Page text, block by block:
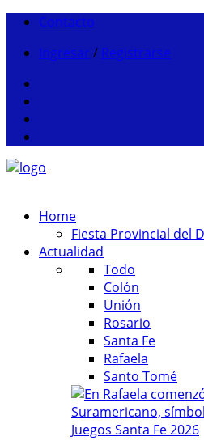
Contacto
Ingresar / Registrarse
Home
Fiesta Provincial del
Actualidad
Todo
Colón
Unión
Rosario
Santa Fe
Rafaela
Santo Tomé